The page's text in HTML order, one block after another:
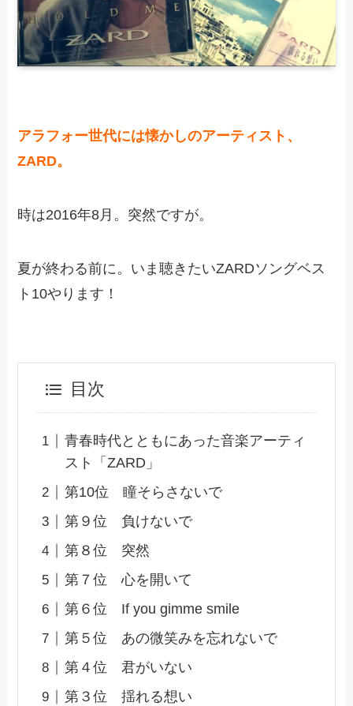
アラフォー世代には懐かしのアーティスト、
ZARD。
時は2016年8月。突然ですが。
夏が終わる前に。いま聴きたいZARDソングベス
ト10やります！
目次
青春時代とともにあった音楽アーティ
スト「ZARD」
第10位 瞳そらさないで
第９位 負けないで
第８位 突然
第７位 心を開いて
第６位 If you gimme smile
第５位 あの微笑みを忘れないで
第４位 君がいない
第３位 揺れる想い